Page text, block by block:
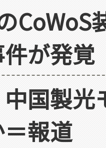
が発覚
国製光
報道